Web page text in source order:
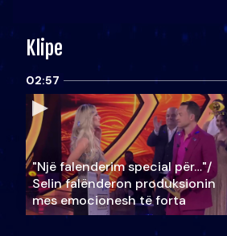
Klipe
02:57
"Një falenderim special për…"/
Selin falënderon produksionin
mes emocionesh të forta